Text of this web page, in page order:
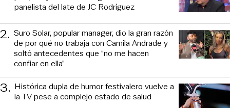
panelista del late de JC Rodríguez
2. Suro Solar, popular manager, dio la gran razón
de por qué no trabaja con Camila Andrade y
soltó antecedentes que “no me hacen
confiar en ella”
3. Histórica dupla de humor festivalero vuelve a
la TV pese a complejo estado de salud